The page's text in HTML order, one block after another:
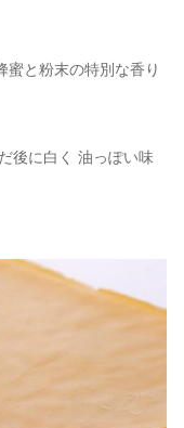
蜜と粉末の特別な香り
後に白く 油っぽい味